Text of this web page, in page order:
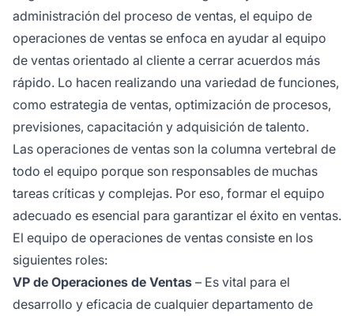
administración del proceso de ventas, el equipo de
operaciones de ventas se enfoca en ayudar al equipo
de ventas orientado al cliente a cerrar acuerdos más
rápido. Lo hacen realizando una variedad de funciones,
como estrategia de ventas, optimización de procesos,
previsiones, capacitación y adquisición de talento.
Las operaciones de ventas son la columna vertebral de
todo el equipo porque son responsables de muchas
tareas críticas y complejas. Por eso, formar el equipo
adecuado es esencial para garantizar el éxito en ventas.
El equipo de operaciones de ventas consiste en los
siguientes roles:
VP de Operaciones de Ventas – Es vital para el
desarrollo y eficacia de cualquier departamento de